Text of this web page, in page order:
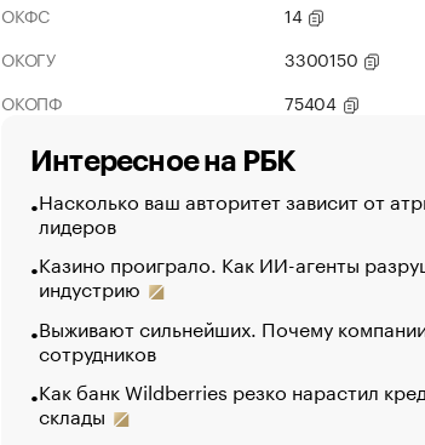
ОКФС
14
ОКОГУ
3300150
ОКОПФ
75404
Интересное на РБК
Насколько ваш авторитет зависит от
лидеров
Казино проиграло. Как ИИ-агенты
индустрию
Выживают сильнейших. Почему
сотрудников
Как банк Wildberries резко нарастил
склады